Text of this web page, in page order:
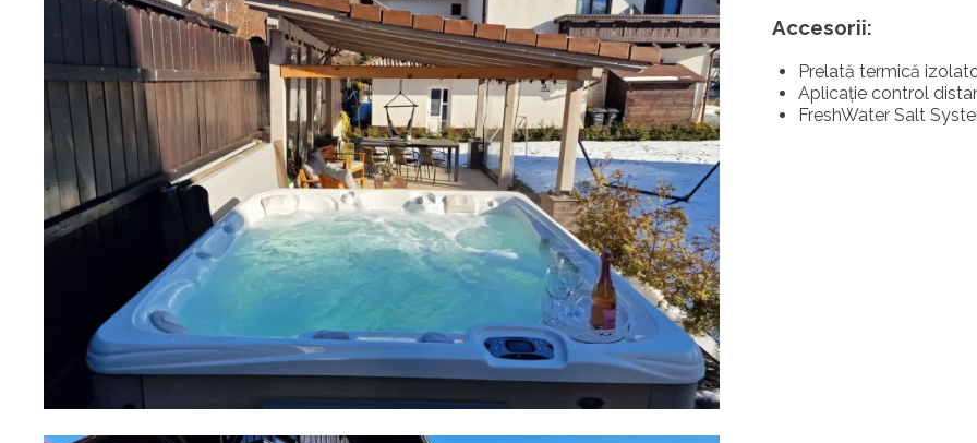
Accesorii:
Prelată termică
Aplicaţie control
FreshWater Salt